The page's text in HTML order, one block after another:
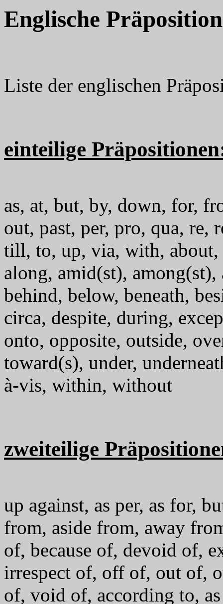
Englische
Liste der englischen
einteilige
as, at, but, by, down, for,
out, past, per, pro, qua, re,
till, to, up, via, with, about,
along, amid(st),
behind, below, beneath,
circa, despite, during,
onto, opposite, outside,
toward(s), under,
à-vis, within, without
zweiteilige
up against, as per, as for,
from, aside from, away
of, because of, devoid of,
irrespect of, off of, out of,
of, void of, according to,